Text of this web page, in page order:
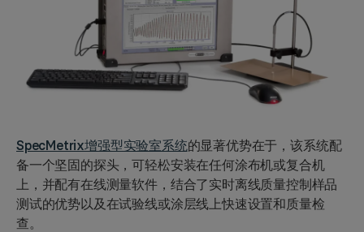
SpecMetrix增强型实验室系统的显著优势在于，该系统配
备一个坚固的探头，可轻松安装在任何涂布机或复合机
上，并配有在线测量软件，结合了实时离线质量控制样品
测试的优势以及在试验线或涂层线上快速设置和质量检
查。